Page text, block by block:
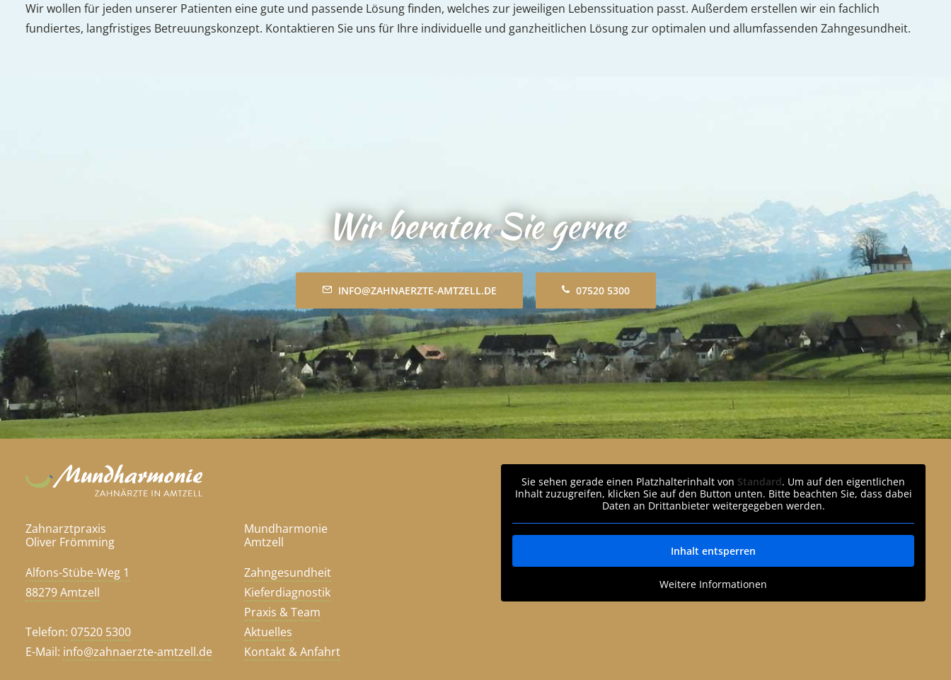
Wir wollen für jeden unserer Patienten eine gute und passende Lösung finden, welches zur jeweiligen Lebenssituation passt. Außerdem erstellen wir ein fachlich
fundiertes, langfristiges Betreuungskonzept. Kontaktieren Sie uns für Ihre individuelle und ganzheitlichen Lösung zur optimalen und allumfassenden Zahngesundheit.
Wir beraten Sie gerne
INFO@ZAHNAERZTE-AMTZELL.DE 07520 5300
Zahnarztpraxis
Oliver Frömming
Alfons-Stübe-Weg 1
88279 Amtzell
Telefon: 07520 5300
E-Mail: info@zahnaerzte-amtzell.de
Mundharmonie
Amtzell
Zahngesundheit
Kieferdiagnostik
Praxis & Team
Aktuelles
Kontakt & Anfahrt
Sie sehen gerade einen Platzhalterinhalt von Standard. Um auf den eigentlichen
Inhalt zuzugreifen, klicken Sie auf den Button unten. Bitte beachten Sie, dass dabei
Daten an Drittanbieter weitergegeben werden.
Inhalt entsperren
Weitere Informationen